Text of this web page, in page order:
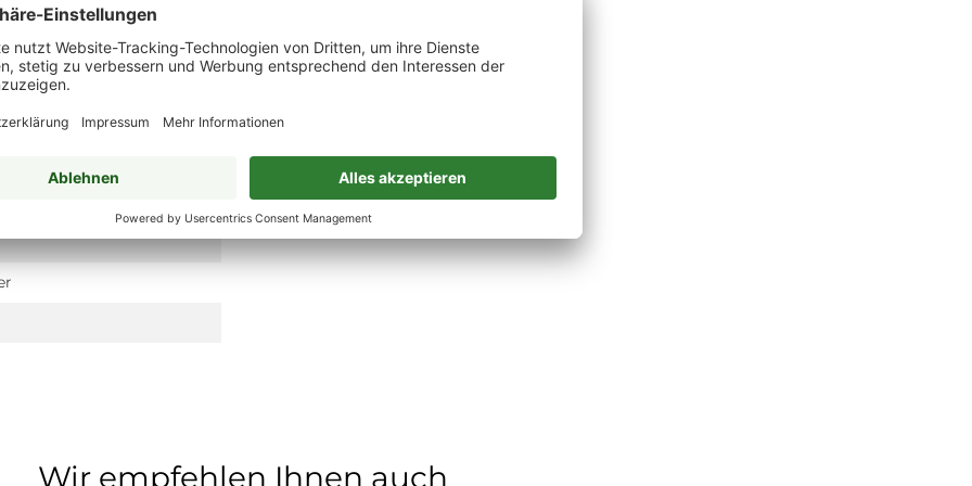
Wir empfehlen Ihnen auch